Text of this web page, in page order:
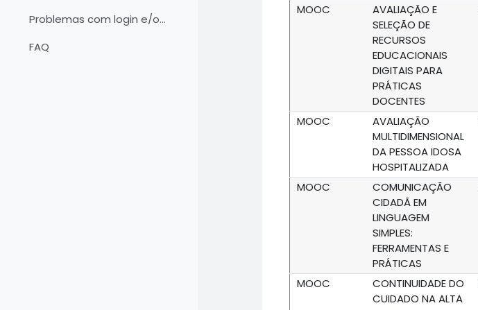
Problemas com login e/ou senha
FAQ
MOOC
AVALIAÇÃO E
SELEÇÃO DE
RECURSOS
EDUCACIONAIS
DIGITAIS PARA
PRÁTICAS
DOCENTES
MOOC
AVALIAÇÃO
MULTIDIMENSIONAL
DA PESSOA IDOSA
HOSPITALIZADA
MOOC
COMUNICAÇÃO
CIDADÃ EM
LINGUAGEM
SIMPLES:
FERRAMENTAS E
PRÁTICAS
MOOC
CONTINUIDADE DO
CUIDADO NA ALTA